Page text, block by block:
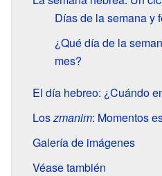
Días de la semana y
¿Qué día de la
mes?
El día hebreo: ¿Cuándo
Loszmanim: Momentos
Galería de imágenes
Véase también